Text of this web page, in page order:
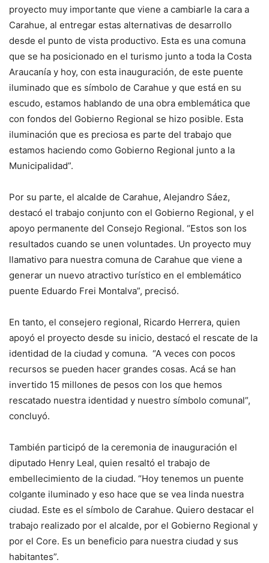
proyecto muy importante que viene a cambiarle la cara a
Carahue, al entregar estas alternativas de desarrollo
desde el punto de vista productivo. Esta es una comuna
que se ha posicionado en el turismo junto a toda la Costa
Araucanía y hoy, con esta inauguración, de este puente
iluminado que es símbolo de Carahue y que está en su
escudo, estamos hablando de una obra emblemática que
con fondos del Gobierno Regional se hizo posible. Esta
iluminación que es preciosa es parte del trabajo que
estamos haciendo como Gobierno Regional junto a la
Municipalidad”.
Por su parte, el alcalde de Carahue, Alejandro Sáez,
destacó el trabajo conjunto con el Gobierno Regional, y el
apoyo permanente del Consejo Regional. “Estos son los
resultados cuando se unen voluntades. Un proyecto muy
llamativo para nuestra comuna de Carahue que viene a
generar un nuevo atractivo turístico en el emblemático
puente Eduardo Frei Montalva”, precisó.
En tanto, el consejero regional, Ricardo Herrera, quien
apoyó el proyecto desde su inicio, destacó el rescate de la
identidad de la ciudad y comuna. “A veces con pocos
recursos se pueden hacer grandes cosas. Acá se han
invertido 15 millones de pesos con los que hemos
rescatado nuestra identidad y nuestro símbolo comunal”,
concluyó.
También participó de la ceremonia de inauguración el
diputado Henry Leal, quien resaltó el trabajo de
embellecimiento de la ciudad. “Hoy tenemos un puente
colgante iluminado y eso hace que se vea linda nuestra
ciudad. Este es el símbolo de Carahue. Quiero destacar el
trabajo realizado por el alcalde, por el Gobierno Regional y
por el Core. Es un beneficio para nuestra ciudad y sus
habitantes”.